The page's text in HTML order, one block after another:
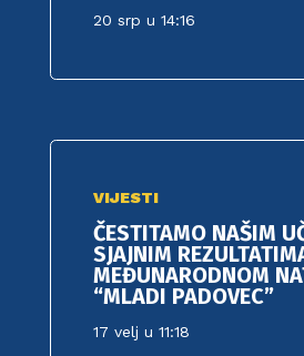
20 srp u 14:16
VIJESTI
ČESTITAMO NAŠIM
SJAJNIM
MEĐUNARODNOM
“MLADI PADOVEC”
17 velj u 11:18